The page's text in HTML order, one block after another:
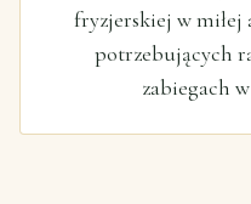
fryzjerskiej w miłej
potrzebujących
zabiegach